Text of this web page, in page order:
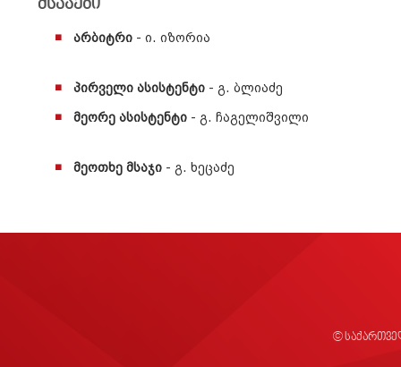
მსაჯები
არბიტრი - ი. იზორია
პირველი ასისტენტი - გ. ბლიაძე
მეორე ასისტენტი - გ. ჩაგელიშვილი
მეოთხე მსაჯი - გ. ხეცაძე
©